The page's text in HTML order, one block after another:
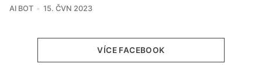
AI BOT 15. ČVN 2023
VÍCE FACEBOOK